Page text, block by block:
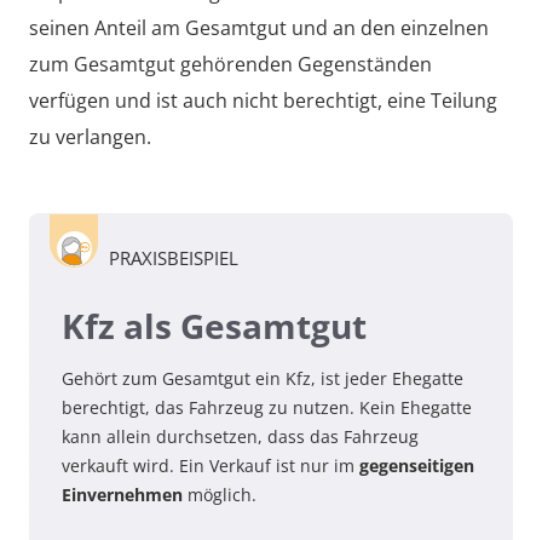
seinen Anteil am Gesamtgut und an den einzelnen
zum Gesamtgut gehörenden Gegenständen
verfügen und ist auch nicht berechtigt, eine Teilung
zu verlangen.
PRAXISBEISPIEL
Kfz als Gesamtgut
Gehört zum Gesamtgut ein Kfz, ist jeder Ehegatte
berechtigt, das Fahrzeug zu nutzen. Kein Ehegatte
kann allein durchsetzen, dass das Fahrzeug
verkauft wird. Ein Verkauf ist nur im gegenseitigen
Einvernehmen möglich.